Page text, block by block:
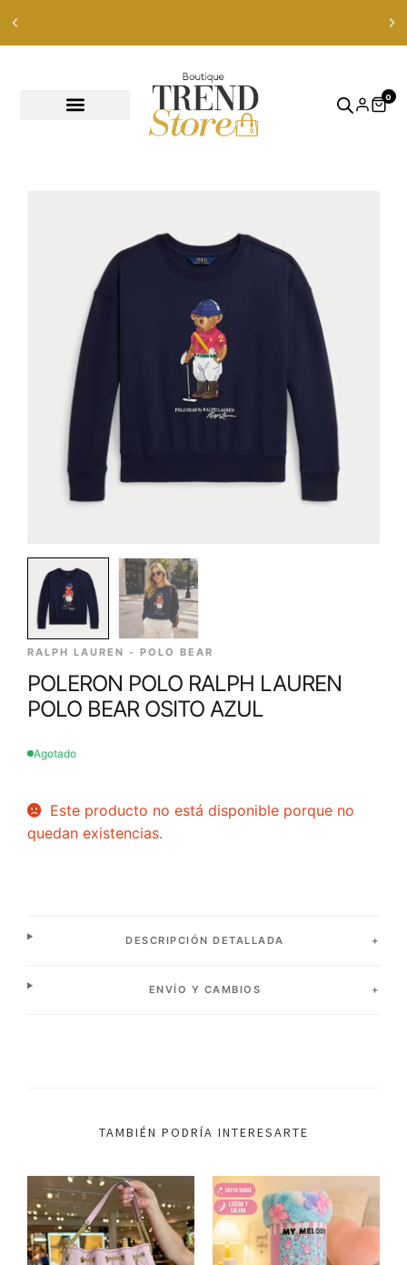
ver productos
0
RALPH LAUREN - POLO BEAR
POLERON POLO RALPH LAUREN
POLO BEAR OSITO AZUL
Agotado
Este producto no está disponible porque no
quedan existencias.
DESCRIPCIÓN DETALLADA
ENVÍO Y CAMBIOS
TAMBIÉN PODRÍA INTERESARTE